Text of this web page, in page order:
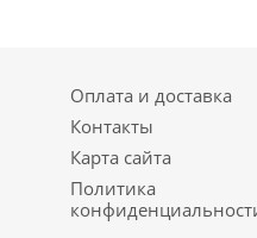
Оплата и доставка
Контакты
Карта сайта
Политика